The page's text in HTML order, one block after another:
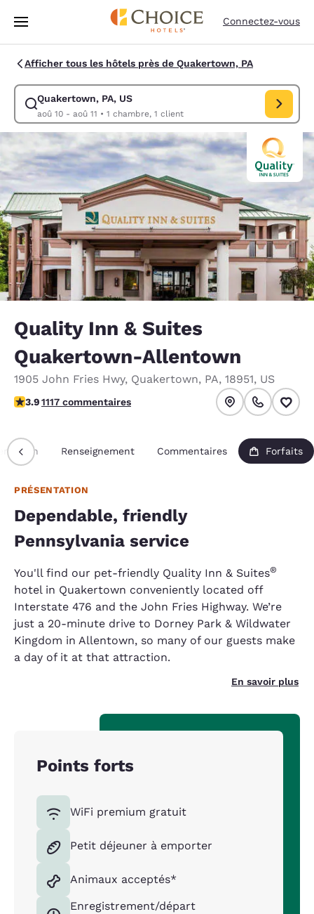
Passer à Contenu Principal
Connectez-vous
Afficher tous les hôtels près de Quakertown, PA
Quakertown, PA, US
aoû 10 - aoû 11 • 1 chambre, 1 client
Modifiez la recherche pour Quakertown, PA, US. Date d’arrivée aoû
Quality Inn & Suites
Quakertown-Allentown
1905 John Fries Hwy, Quakertown, PA, 18951, US
3.88 étoiles. Bien.
3.91117 commentaires
Renseignement Commentaires Forfaits
PRÉSENTATION
Dependable, friendly
Pennsylvania service
You'll find our pet-friendly Quality Inn & Suites®
hotel in Quakertown conveniently located off
Interstate 476 and the John Fries Highway. We’re
just a 20-minute drive to Dorney Park & Wildwater
Kingdom in Allentown, so many of our guests make
a day of it at that attraction.
En savoir plus
Points forts
WiFi premium gratuit
Petit déjeuner à emporter
Animaux acceptés*
Enregistrement/départ